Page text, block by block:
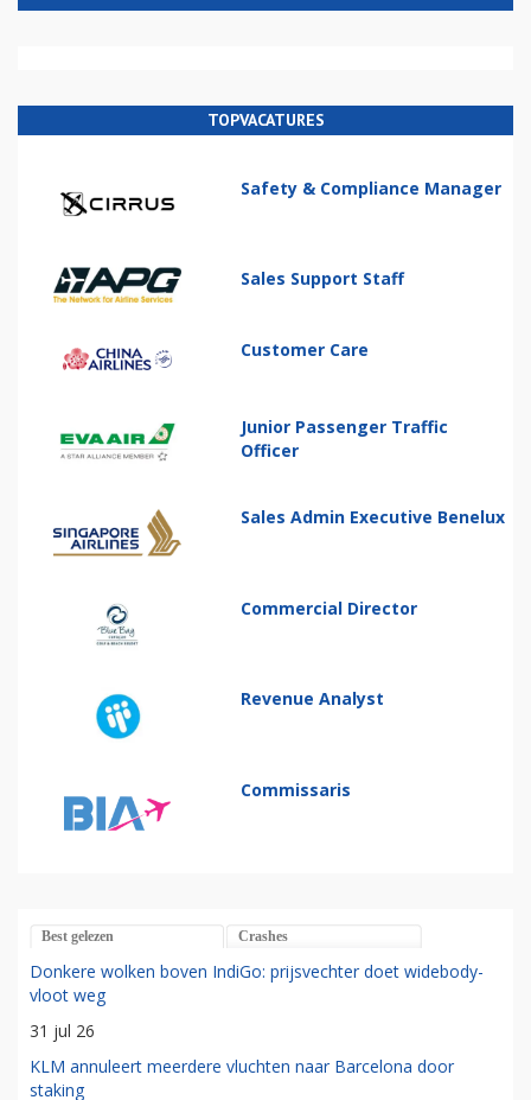
TOPVACATURES
Safety & Compliance Manager
Sales Support Staff
Customer Care
Junior Passenger Traffic
Officer
Sales Admin Executive Benelux
Commercial Director
Revenue Analyst
Commissaris
Best gelezen Crashes
Donkere wolken boven IndiGo: prijsvechter doet widebody-
vloot weg
31 jul 26
KLM annuleert meerdere vluchten naar Barcelona door
staking